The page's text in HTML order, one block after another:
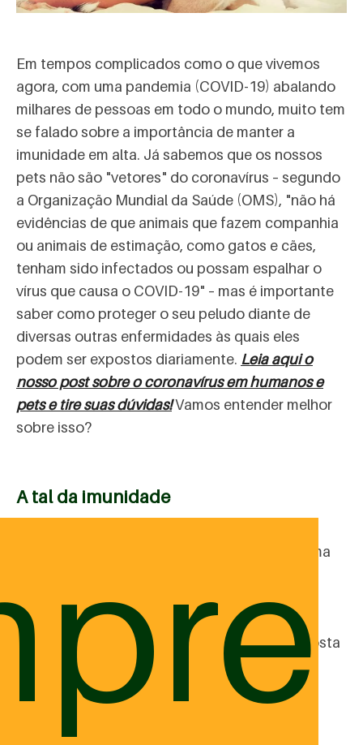
Em tempos complicados como o que vivemos
agora, com uma pandemia (COVID-19) abalando
milhares de pessoas em todo o mundo, muito tem
se falado sobre a importância de manter a
imunidade em alta. Já sabemos que os nossos
pets não são "vetores" do coronavírus – segundo
a Organização Mundial da Saúde (OMS), "não há
evidências de que animais que fazem companhia
ou animais de estimação, como gatos e cães,
tenham sido infectados ou possam espalhar o
vírus que causa o COVID-19" – mas é importante
saber como proteger o seu peludo diante de
diversas outras enfermidades às quais eles
podem ser expostos diariamente. Leia aqui o
nosso post sobre o coronavírus em humanos e
pets e tire suas dúvidas!Vamos entender melhor
sobre isso?
A tal da imunidade
O termo imunidade é uma referência ao sistema
sistema é formado por diversas células e
moléculas capazes de desenvolver uma resposta
(uma espécie de proteção do corpo) contra
invasores estranhos ou perigosos: micro-
fungos), parasitas (como vermes), células